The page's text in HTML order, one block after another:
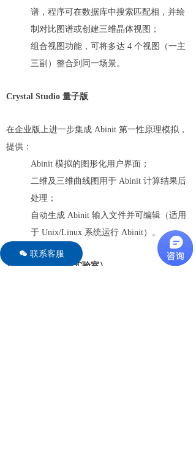
谱，程序可在数据库中搜索匹配相，并绘
制对比图谱或创建三维晶体视图；
组合视图功能，可将多达 4 个视图（一主
三副）整合到同一场景。
Crystal Studio 量子版
在企业版上进一步集成 Abinit 第一性原理模拟，
提供：
Abinit 模拟的图形化用户界面；
二维及三维曲线图用于 Abinit 计算结果后
处理；
自动生成 Abinit 输入文件并可编辑（适用
于 Unix/Linux 系统运行 Abinit）。
VirtuaLabs（虚拟实验室）
너 联系客服